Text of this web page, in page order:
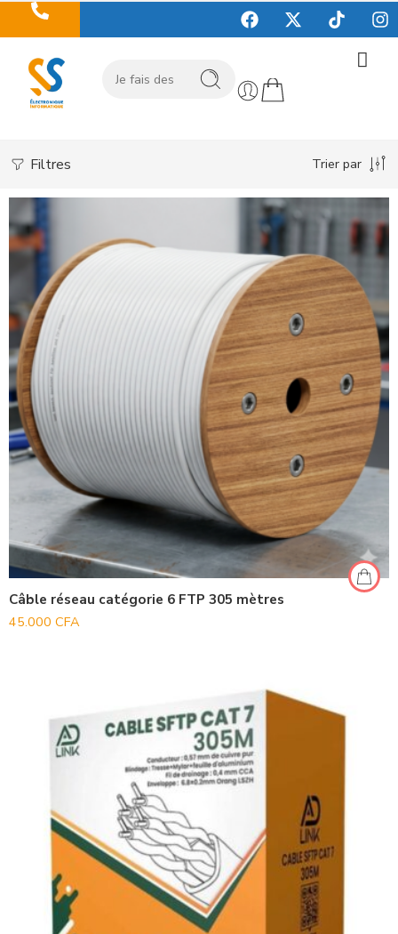
Filtres Trier par
Câble réseau catégorie 6 FTP 305 mètres
45.000 CFA